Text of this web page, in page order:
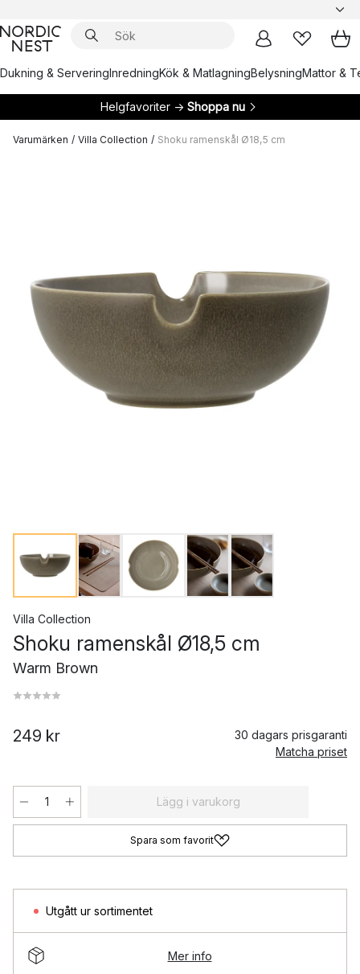
Dukning & ServeringInredningKök & MatlagningBelysningMattor &
Helgfavoriter → Shoppa nu
Varumärken / Villa Collection / Shoku ramenskål Ø18,5 cm
Villa Collection
Shoku ramenskål Ø18,5 cm
Warm Brown
249 kr
30 dagars prisgaranti
Matcha priset
Lägg i varukorg
Spara som favorit
Utgått ur sortimentet
Mer info